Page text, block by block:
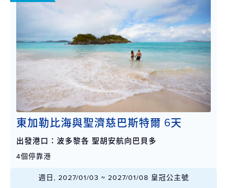
東加勒比海與聖濟慈巴斯特爾 6天
出發港口：波多黎各 聖胡安航向巴貝多
4個停靠港
週日, 2027/01/03 ~ 2027/01/08 皇冠公主號